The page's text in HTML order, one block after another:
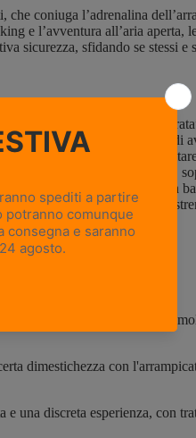
coniuga l’adrenalina
e l’avventura all’aria aperta,
sicurezza, sfidando se stessi e
“via ferrata” o “strada
e staffe, che permettono di
Guerra Mondiale per
attività outdoor più praticate,
vie ferrate sono classificate in
principianti, fino a tracciati
di difficoltà:
e attrezzature di supporto
dimestichezza con
una discreta esperienza, con